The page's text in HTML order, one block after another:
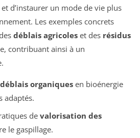
et d’instaurer un mode de vie plus
Les exemples concrets
déblais agricoles et des résidus
contribuant ainsi à un
déblais organiquesen bioénergie
adaptés.
devalorisation des
le gaspillage.